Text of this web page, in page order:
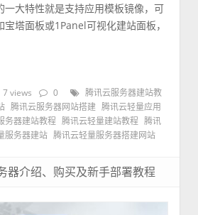
一大特性就是支持应用模板镜像，可
塔面板或1Panel可视化建站面板，
7 views 0
腾讯云服务器建站教
腾讯云服务器网站搭建 腾讯云轻量应用
务器建站教程 腾讯云轻量建站教程
腾讯
服务器建站 腾讯云轻量服务器搭建网站
器介绍、购买及新手部署教程